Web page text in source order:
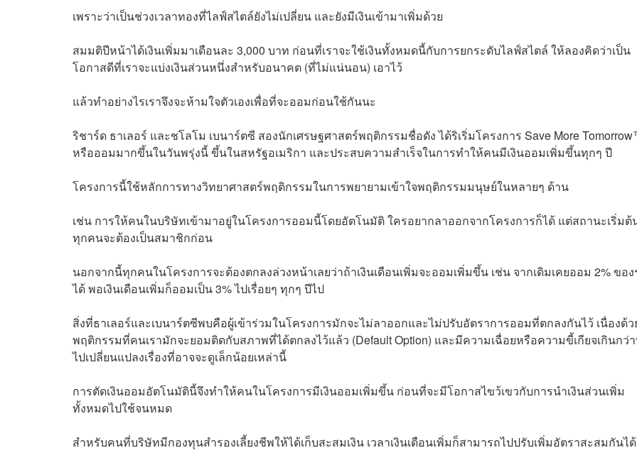
เพราะว่าเป็นช่วงเวลาทองที่ไลฟ์สไตล์ยังไม่เปลี่ยน และยังมีเงินเข้ามาเพิ่มด้วย
สมมติปีหน้าได้เงินเพิ่มมาเดือนละ 3,000 บาท ก่อนที่เราจะใช้เงินทั้งหมดนี้กับการยกระดับไลฟ์สไตล์ ให้ลองคิดว่าเป็น
โอกาสดีที่เราจะแบ่งเงินส่วนหนึ่งสำหรับอนาคต (ที่ไม่แน่นอน) เอาไว้
แล้วทำอย่างไรเราจึงจะห้ามใจตัวเองเพื่อที่จะออมก่อนใช้กันนะ
ริชาร์ด ธาเลอร์ และชโลโม เบนาร์ตซี สองนักเศรษฐศาสตร์พฤติกรรมชื่อดัง ได้ริเริ่มโครงการ Save More
หรือออมมากขึ้นในวันพรุ่งนี้ ขึ้นในสหรัฐอเมริกา และประสบความสำเร็จในการทำให้คนมีเงินออมเพิ่มขึ้นทุกๆ ปี
โครงการนี้ใช้หลักการทางวิทยาศาสตร์พฤติกรรมในการพยายามเข้าใจพฤติกรรมมนุษย์ในหลายๆ ด้าน
เช่น การให้คนในบริษัทเข้ามาอยู่ในโครงการออมนี้โดยอัตโนมัติ ใครอยากลาออกจากโครงการก็ได้ แต่สถานะเริ่ม
ทุกคนจะต้องเป็นสมาชิกก่อน
นอกจากนี้ทุกคนในโครงการจะต้องตกลงล่วงหน้าเลยว่าถ้าเงินเดือนเพิ่มจะออมเพิ่มขึ้น เช่น จากเดิมเคยออม 2% ของ
ได้ พอเงินเดือนเพิ่มก็ออมเป็น 3% ไปเรื่อยๆ ทุกๆ ปีไป
สิ่งที่ธาเลอร์และเบนาร์ตซีพบคือผู้เข้าร่วมในโครงการมักจะไม่ลาออกและไม่ปรับอัตราการออมที่ตกลงกันไว้ เนื่องด้ว
พฤติกรรมที่คนเรามักจะยอมติดกับสภาพที่ได้ตกลงไว้แล้ว (Default Option) และมีความเฉื่อยหรือความขี้เกียจเกินกว่
ไปเปลี่ยนแปลงเรื่องที่อาจจะดูเล็กน้อยเหล่านี้
การตัดเงินออมอัตโนมัตินี้จึงทำให้คนในโครงการมีเงินออมเพิ่มขึ้น ก่อนที่จะมีโอกาสไขว้เขวกับการนำเงินส่วนเพิ่ม
ทั้งหมดไปใช้จนหมด
สำหรับคนที่บริษัทมีกองทุนสำรองเลี้ยงชีพให้ได้เก็บสะสมเงิน เวลาเงินเดือนเพิ่มก็สามารถไปปรับเพิ่มอัตราสะสมกันไ